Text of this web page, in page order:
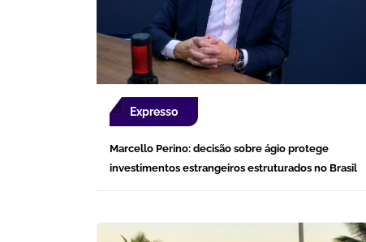
Expresso
Marcello Perino: decisão sobre ágio protege
investimentos estrangeiros estruturados no Brasil